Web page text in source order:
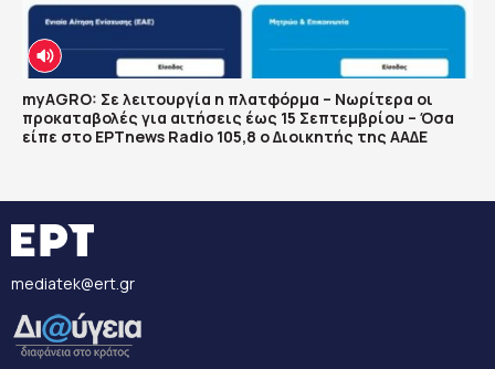
myAGRO: Σε λειτουργία η πλατφόρμα – Νωρίτερα οι
προκαταβολές για αιτήσεις έως 15 Σεπτεμβρίου – Όσα
είπε στο ΕΡΤnews Radio 105,8 ο Διοικητής της ΑΑΔΕ
mediatek@ert.gr